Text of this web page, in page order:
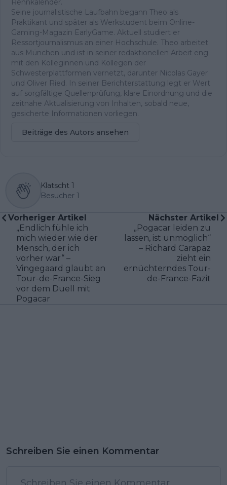
Rennkalender.
Seine journalistische Laufbahn begann Theo als
Praktikant und später als Werkstudent beim Online-
Gaming-Magazin EarlyGame. Aktuell studiert er
Ressortjournalismus an einer Hochschule. Theo arbeitet
aus München und ist in seiner redaktionellen Arbeit eng
mit den Kolleginnen und Kollegen der
Schwesterplattformen vernetzt, darunter Nicolas Gayer
und Oliver Ried. In seiner Berichterstattung legt er Wert
auf sorgfältige Quellenprüfung, klare Einordnung und die
zeitnahe Aktualisierung von Inhalten, sobald neue,
gesicherte Informationen vorliegen.
Beiträge des Autors ansehen
Klatscht 1
Besucher 1
Vorheriger Artikel
„Endlich fühle ich
mich wieder wie der
Mensch, der ich
vorher war“ –
Vingegaard glaubt an
Tour-de-France-Sieg
vor dem Duell mit
Pogacar
Nächster Artikel
„Pogacar leiden zu
lassen, ist unmöglich“
– Richard Carapaz
zieht ein
ernüchterndes Tour-
de-France-Fazit
Schreiben Sie einen Kommentar